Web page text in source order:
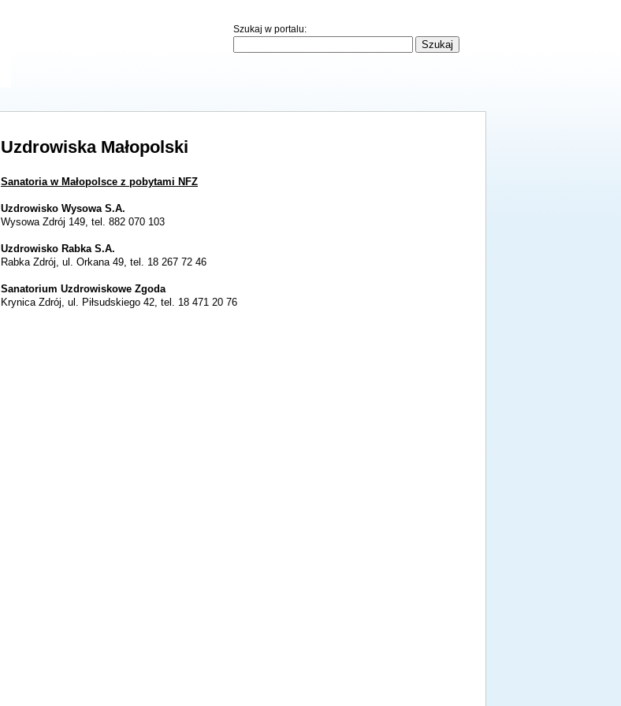
Szukaj w portalu:
Uzdrowiska Małopolski
Sanatoria w Małopolsce z pobytami NFZ
Uzdrowisko Wysowa S.A.
Wysowa Zdrój 149, tel. 882 070 103
Uzdrowisko Rabka S.A.
Rabka Zdrój, ul. Orkana 49, tel. 18 267 72 46
Sanatorium Uzdrowiskowe Zgoda
Krynica Zdrój, ul. Piłsudskiego 42, tel. 18 471 20 76